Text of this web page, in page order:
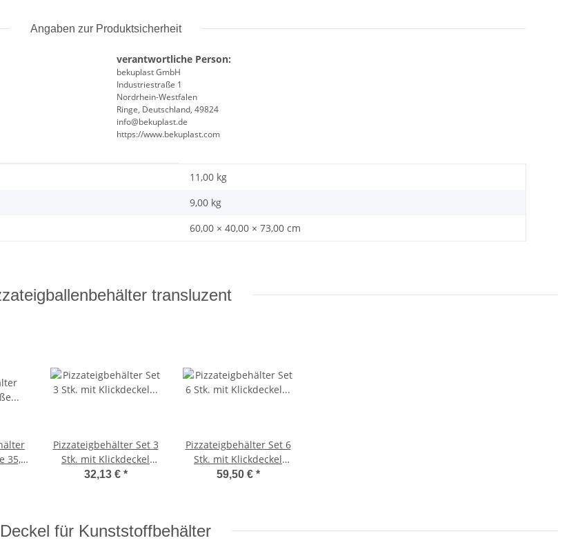
Angaben zur Produktsicherheit
verantwortliche Person:
bekuplast GmbH
Industriestraße 1
Nordrhein-Westfalen
Ringe, Deutschland, 49824
info@bekuplast.de
https://www.bekuplast.com
11,00 kg
9,00 kg
60,00 × 40,00 × 73,00 cm
transluzent
35,5
x
Pizzateigbehälter Set 3
Stk. mit Klickdeckel
transparent stapelbar
32,13 € *
Pizzateigbehälter Set 6
Stk. mit Klickdeckel
transparent stapelbar
59,50 € *
Deckel für Kunststoffbehälter